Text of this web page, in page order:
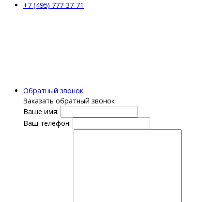
+7 (495) 777-37-71
Обратный звонок
Заказать обратный звонок
Ваше имя:
Ваш телефон: